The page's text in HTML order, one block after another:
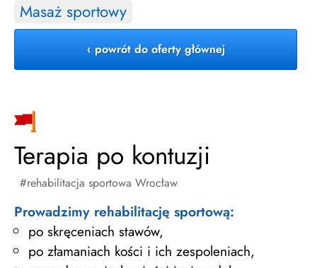
Masaż sportowy
‹ powrót do oferty głównej
Terapia po kontuzji
rehabilitacja sportowa Wrocław
Prowadzimy rehabilitację sportową:
po skręceniach stawów,
po złamaniach kości i ich zespoleniach,